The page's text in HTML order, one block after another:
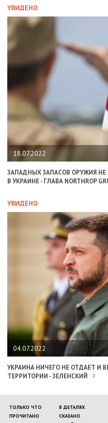
УВИДЕНО
18.07.2022
ЗАПАДНЫХ ЗАПАСОВ ОРУЖИЯ
В УКРАИНЕ - ГЛАВА NORTHROP
УВИДЕНО
04.07.2022
УКРАИНА НИЧЕГО НЕ ОТДАЕТ И
ТЕРРИТОРИИ - ЗЕЛЕНСКИЙ
ТОЛЬКО ЧТО В ДЕТАЛЯХ
ПРОЧИТАНО
СКАЗАНО